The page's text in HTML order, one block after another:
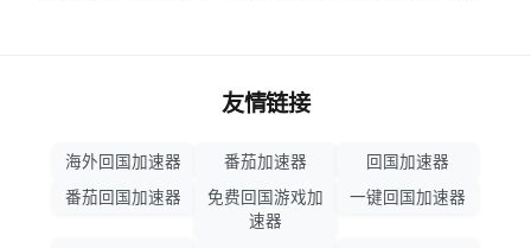
友情链接
海外回国加速器 番茄加速器
回国加速器
番茄回国加速器
免费回国游戏加
速器
一键回国加速器